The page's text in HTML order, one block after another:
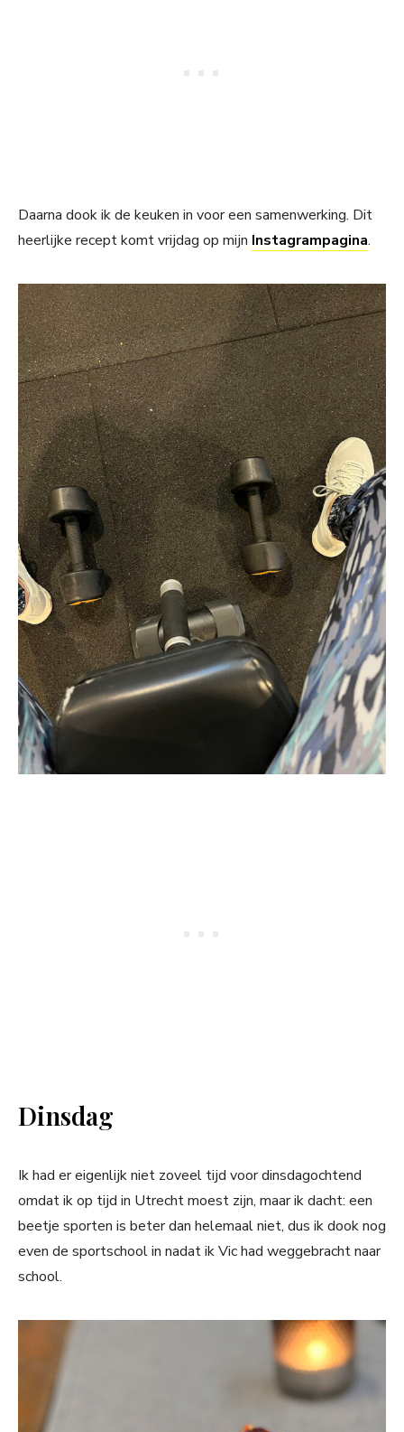
Daarna dook ik de keuken in voor een samenwerking. Dit
heerlijke recept komt vrijdag op mijn Instagrampagina.
Dinsdag
Ik had er eigenlijk niet zoveel tijd voor dinsdagochtend
omdat ik op tijd in Utrecht moest zijn, maar ik dacht: een
beetje sporten is beter dan helemaal niet, dus ik dook nog
even de sportschool in nadat ik Vic had weggebracht naar
school.